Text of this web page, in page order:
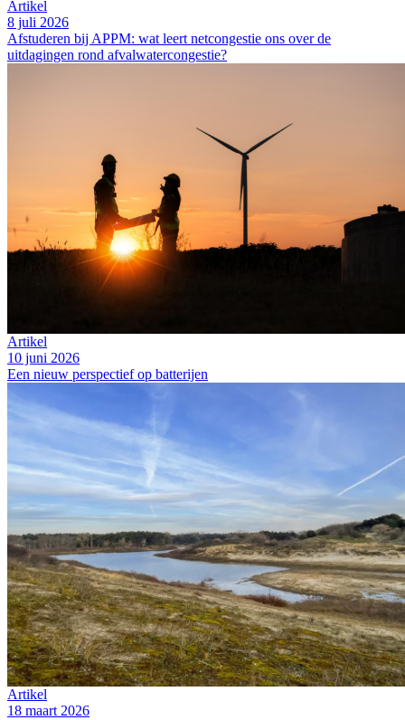
Artikel
8 juli 2026
Afstuderen bij APPM: wat leert netcongestie ons over de
uitdagingen rond afvalwatercongestie?
Artikel
10 juni 2026
Een nieuw perspectief op batterijen
Artikel
18 maart 2026